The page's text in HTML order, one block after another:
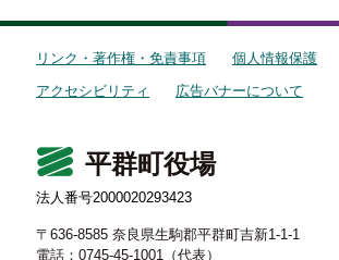
リンク・著作権・免責事項
個人情報保護
アクセシビリティ
広告バナーについて
平群町役場
法人番号2000020293423
〒636-8585 奈良県生駒郡平群町吉新1-1-1
電話：0745-45-1001（代表）